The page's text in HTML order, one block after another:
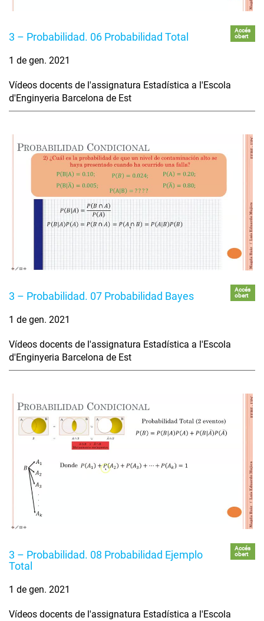
3 – Probabilidad. 06 Probabilidad Total
Accés
obert
1 de gen. 2021
Vídeos docents de l'assignatura Estadística a l'Escola
d'Enginyeria Barcelona de Est
3 – Probabilidad. 07 Probabilidad Bayes
Accés
obert
1 de gen. 2021
Vídeos docents de l'assignatura Estadística a l'Escola
d'Enginyeria Barcelona de Est
3 – Probabilidad. 08 Probabilidad Ejemplo
Total
Accés
obert
1 de gen. 2021
Vídeos docents de l'assignatura Estadística a l'Escola